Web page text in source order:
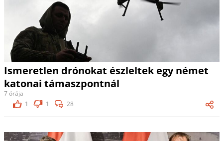
Ismeretlen drónokat észleltek egy német
katonai támaszpontnál
7 órája
1
1 28